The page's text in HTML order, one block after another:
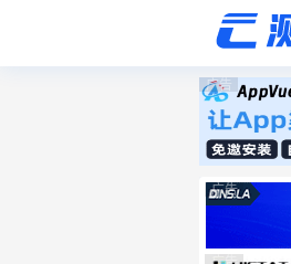
广告
广告